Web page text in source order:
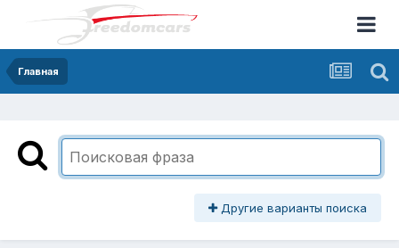
Главная
Другие варианты поиска